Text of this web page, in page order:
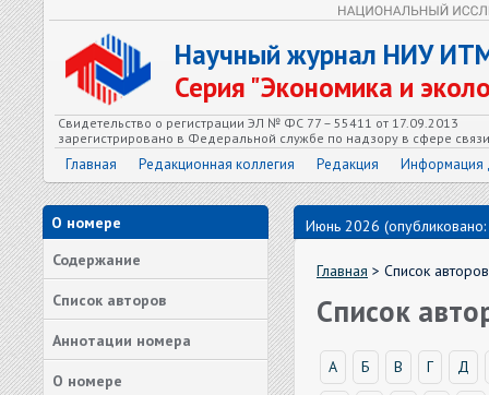
Научный журнал НИУ
Серия "Экономика и
Свидетельство о регистрации ЭЛ № ФС 77 – 55411 от 17.09.2013
зарегистрировано в Федеральной службе по надзору в сфере
Главная Редакционная коллегия Редакция Информация
О номере
Содержание
Список авторов
Аннотации номера
О номере
Июнь 2026
Главная > Список авторов
Список
А Б В Г Д